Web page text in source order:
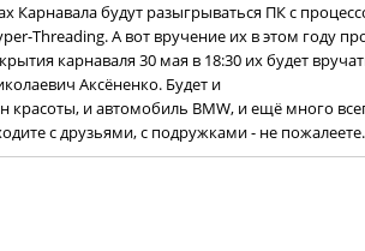
Карнавала будут разыгрываться ПК с
Threading. А вот вручение их в этом году
карнаваля 30 мая в 18:30 их будет
Аксёненко. Будет и
красоты, и автомобиль BMW, и ещё много
с друзьями, с подружками - не пожалеете.